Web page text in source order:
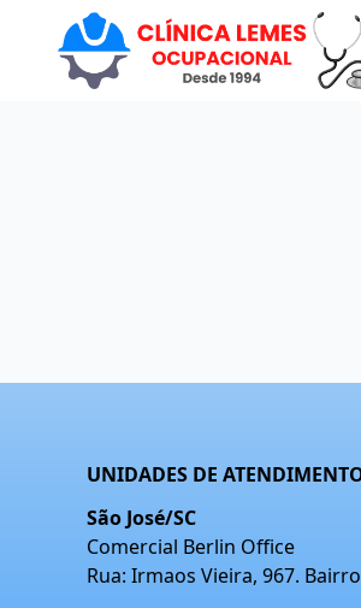
UNIDADES DE
São José/SC
Comercial Berlin Office
Rua: Irmaos Vieira, 967.